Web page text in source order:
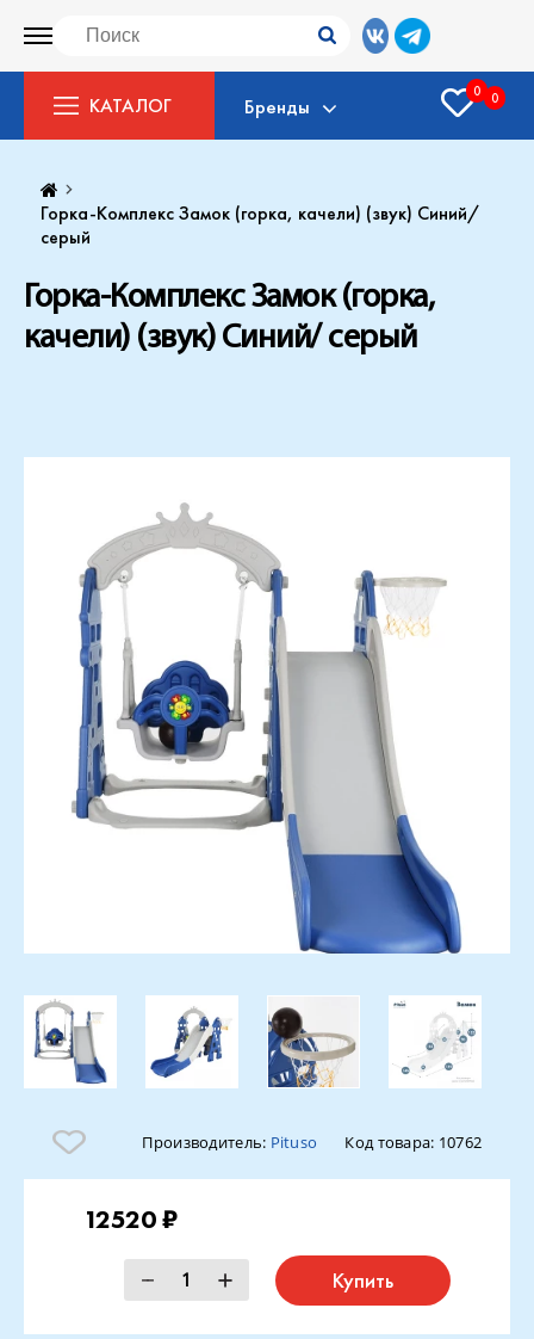
КАТАЛОГ Бренды
0 0
Горка-Комплекс Замок (горка, качели) (звук) Синий/
серый
Горка-Комплекс Замок (горка,
качели) (звук) Синий/ серый
Производитель: Pituso Код товара: 10762
12520 ₽
Купить